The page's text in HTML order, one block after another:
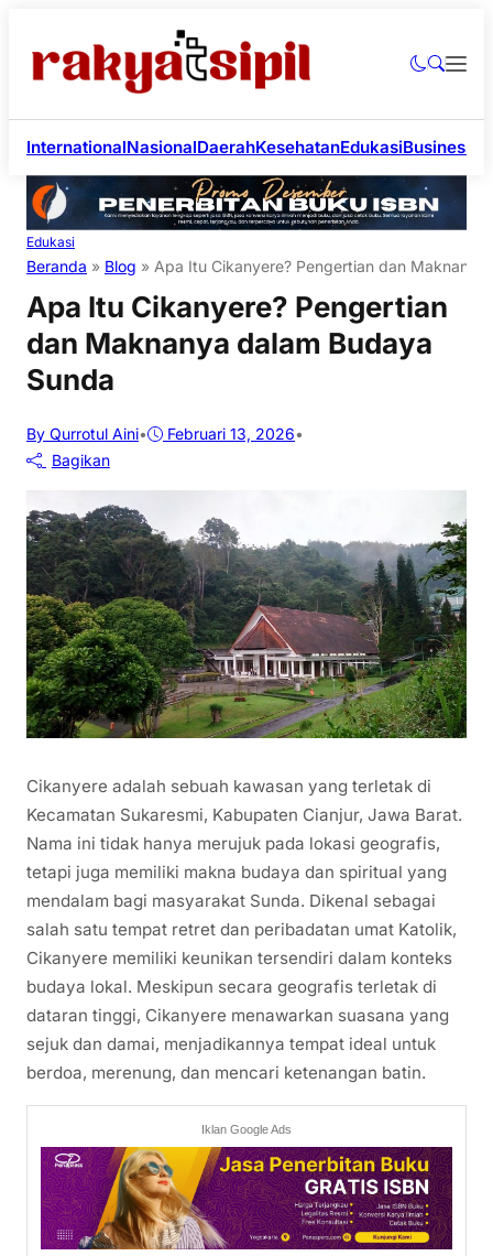
InternationalNasionalDaerahKesehatanEdukasiBusiness
Edukasi
Beranda » Blog » Apa Itu Cikanyere? Pengertian dan Maknanya
Apa Itu Cikanyere? Pengertian
dan Maknanya dalam Budaya
Sunda
By Qurrotul Aini• Februari 13, 2026•
Bagikan
Cikanyere adalah sebuah kawasan yang terletak di
Kecamatan Sukaresmi, Kabupaten Cianjur, Jawa Barat.
Nama ini tidak hanya merujuk pada lokasi geografis,
tetapi juga memiliki makna budaya dan spiritual yang
mendalam bagi masyarakat Sunda. Dikenal sebagai
salah satu tempat retret dan peribadatan umat Katolik,
Cikanyere memiliki keunikan tersendiri dalam konteks
budaya lokal. Meskipun secara geografis terletak di
dataran tinggi, Cikanyere menawarkan suasana yang
sejuk dan damai, menjadikannya tempat ideal untuk
berdoa, merenung, dan mencari ketenangan batin.
Iklan Google Ads